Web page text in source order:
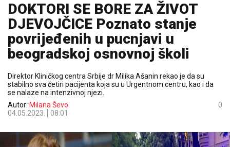
DOKTORI SE BORE ZA ŽIVOT
DJEVOJČICE Poznato stanje
povrijeđenih u pucnjavi u
beogradskoj osnovnoj školi
Direktor Kliničkog centra Srbije dr Milika Ašanin rekao je da su
stabilno sva četiri pacijenta koja su u Urgentnom centru, kao i da
se nalaze na intenzivnoj njezi.
Autor: Milana Ševo
04.05.2023.
08:01
0